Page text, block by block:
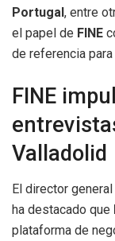
Portugal, entre
el papel de FINE
de referencia
FINE
Valladolid
El director
ha destacado que
plataforma de